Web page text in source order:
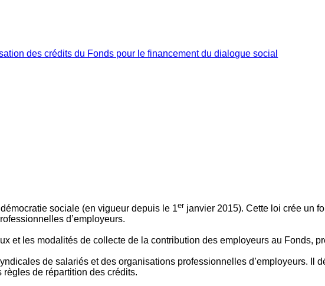
des crédits du Fonds pour le financement du dialogue social
sociale (en vigueur depuis le 1er janvier 2015). Cette loi crée un
d’employeurs.
et les modalités de collecte de la contribution des employeurs au Fonds,
de salariés et des organisations professionnelles d’employeurs. Il
de répartition des crédits.